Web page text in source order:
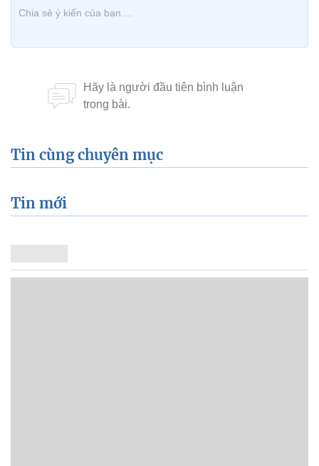
Tin cùng chuyên mục
Tin mới